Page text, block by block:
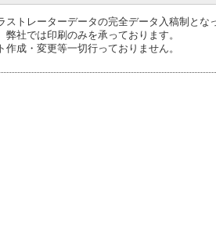
ストレーターデータの完全データ入稿制と
弊社では印刷のみを承っております。
作成・変更等一切行っておりません。